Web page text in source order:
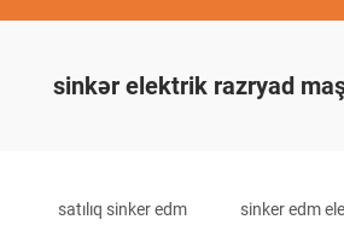
sinkər elektrik razryad
satılıq sinker edm sinker edm